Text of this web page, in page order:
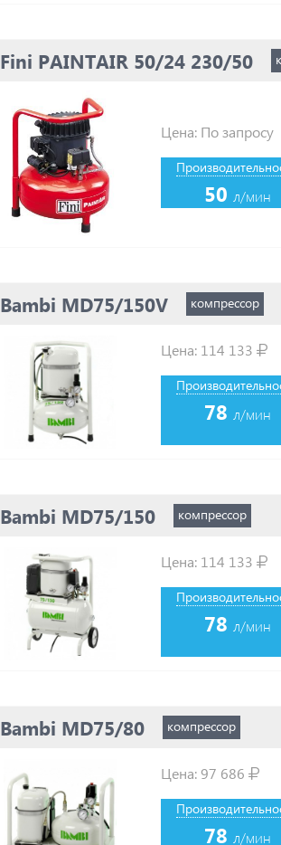
Fini PAINTAIR 50/24 230/50
Цена: По запросу
50 л/мин
Bambi MD75/150V компрессор
Цена: 114 133
78 л/мин
Bambi MD75/150 компрессор
Цена: 114 133
78 л/мин
Bambi MD75/80 компрессор
Цена:97 686
78 л/мин